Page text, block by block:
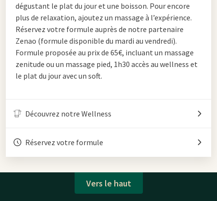
dégustant le plat du jour et une boisson. Pour encore
plus de relaxation, ajoutez un massage à l’expérience.
Réservez votre formule auprès de notre partenaire
Zenao (formule disponible du mardi au vendredi).
Formule proposée au prix de 65€, incluant un massage
zenitude ou un massage pied, 1h30 accès au wellness et
le plat du jour avec un soft.
Découvrez notre Wellness
Réservez votre formule
Vers le haut